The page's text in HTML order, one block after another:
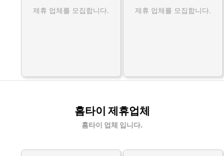
제휴 업체를 모집합니다. 제휴 업체를 모집합니다.
홈타이 제휴업체
홈타이 업체 입니다.